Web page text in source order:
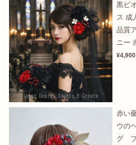
黒ピ
ス 成
品質
ニー
¥4,900
赤い
ウの
グ